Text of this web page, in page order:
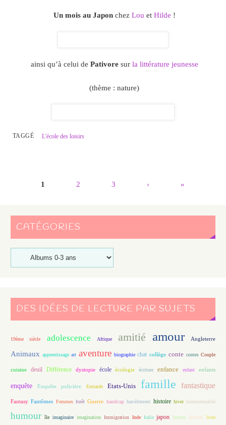
Un mois au Japonchez Lou et Hilde !
ainsi qu’à celui de Pativore sur la littérature jeunesse
(thème : nature)
TAGGÉ L'école des loisirs
1 2 3 › »
CATÉGORIES
DES IDÉES DE LECTURE PAR SUJETS
19ème siècle adolescence Afrique amitié amour Angleterre
Animaux apprentissage art aventure biographie chat collège conte contes Couple
cuisine deuil Différence dystopie école écologie écriture enfance enfant enfants
enquête Enquête policière Entraide Etats-Unis famille fantastique
Fantasy Fantômes Femmes forêt Guerre handicap harcèlement histoire hiver homosexualité
humour île imaginaire imagination Immigration Inde Italie japon lecture liberté livre